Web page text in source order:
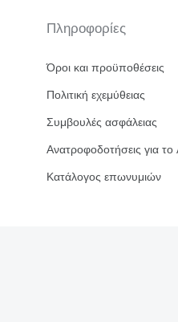
Πληροφορίες
Όροι και προϋποθέσεις
Πολιτική εχεμύθειας
Συμβουλές ασφάλειας
Ανατροφοδοτήσεις για
Κατάλογος επωνυμιών